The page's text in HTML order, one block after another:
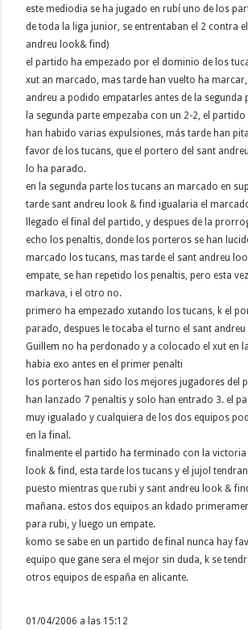
este mediodia se ha jugado en rubí uno de los
de toda la liga junior, se entrentaban el 2 contra
andreu look& find)
el partido ha empezado por el dominio de los
xut an marcado, mas tarde han vuelto ha
andreu a podido empatarles antes de la segunda
la segunda parte empezaba con un 2-2, el
han habido varias expulsiones, más tarde han
favor de los tucans, que el portero del sant
lo ha parado.
en la segunda parte los tucans an marcado en
tarde sant andreu look & find igualaria el
llegado el final del partido, y despues de la
echo los penaltis, donde los porteros se han
marcado los tucans, mas tarde el sant andreu
empate, se han repetido los penaltis, pero esta
markava, i el otro no.
primero ha empezado xutando los tucans, k el
parado, despues le tocaba el turno el sant
Guillem no ha perdonado y a colocado el xut en
habia exo antes en el primer penalti
los porteros han sido los mejores jugadores del
han lanzado 7 penaltis y solo han entrado 3. el
muy igualado y cualquiera de los dos equipos
en la final.
finalmente el partido ha terminado con la victoria
look & find, esta tarde los tucans y el jujol
puesto mientras que rubi y sant andreu look &
mañana. estos dos equipos an kdado
para rubi, y luego un empate.
komo se sabe en un partido de final nunca hay
equipo que gane sera el mejor sin duda, k se
otros equipos de españa en alicante.
01/04/2006 a las 15:12